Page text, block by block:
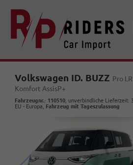
Volkswagen ID. BUZZ Pro
Komfort AssisP+
Fahrzeugnr.: 110510 , unverbindliche Lieferzeit:
EU - Europa, Fahrzeug mit Tageszulassung